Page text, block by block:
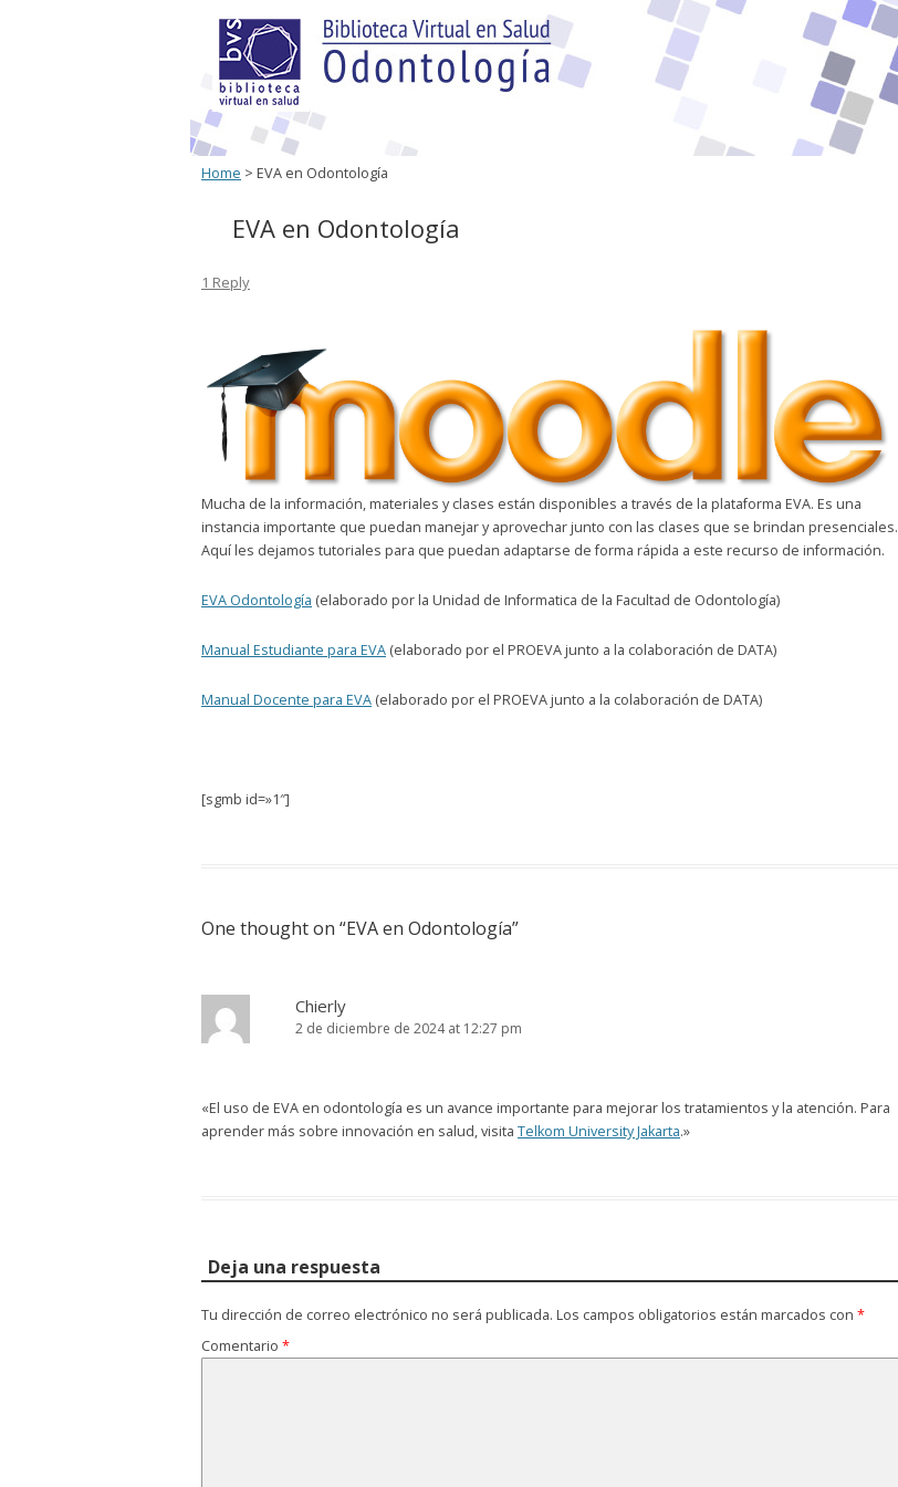
Home > EVA en Odontología
EVA en Odontología
1 Reply
Mucha de la información, materiales y clases están disponibles a través de la plataforma EVA. Es una
instancia importante que puedan manejar y aprovechar junto con las clases que se brindan presenciales.
Aquí les dejamos tutoriales para que puedan adaptarse de forma rápida a este recurso de información.
EVA Odontología (elaborado por la Unidad de Informatica de la Facultad de Odontología)
Manual Estudiante para EVA (elaborado por el PROEVA junto a la colaboración de DATA)
Manual Docente para EVA (elaborado por el PROEVA junto a la colaboración de DATA)
[sgmb id=»1″]
One thought on “EVA en Odontología”
Chierly
2 de diciembre de 2024 at 12:27 pm
«El uso de EVA en odontología es un avance importante para mejorar los tratamientos y la atención. Para
aprender más sobre innovación en salud, visita Telkom University Jakarta.»
Deja una respuesta
Tu dirección de correo electrónico no será publicada. Los campos obligatorios están marcados con *
Comentario *